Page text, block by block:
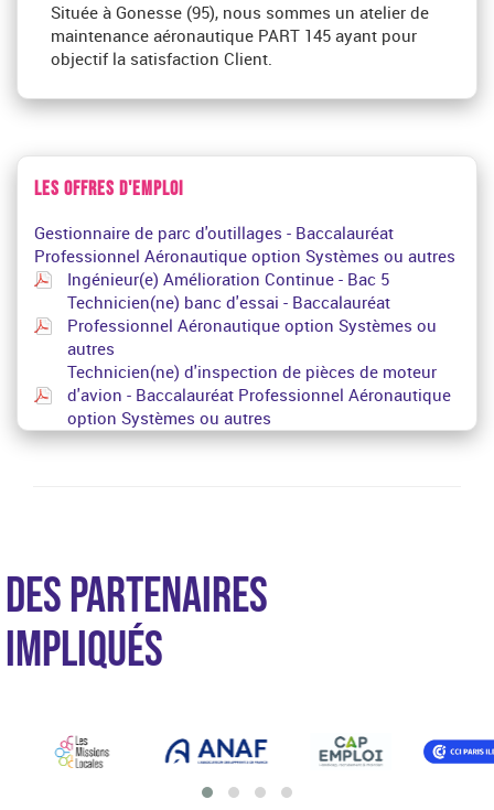
Située à Gonesse (95), nous sommes un atelier de
maintenance aéronautique PART 145 ayant pour
objectif la satisfaction Client.
LES OFFRES D'EMPLOI
Gestionnaire de parc d'outillages - Baccalauréat
Professionnel Aéronautique option Systèmes ou autres
Ingénieur(e) Amélioration Continue - Bac 5
Technicien(ne) banc d'essai - Baccalauréat
Professionnel Aéronautique option Systèmes ou
autres
Technicien(ne) d'inspection de pièces de moteur
d'avion - Baccalauréat Professionnel Aéronautique
option Systèmes ou autres
DES PARTENAIRES
IMPLIQUÉS